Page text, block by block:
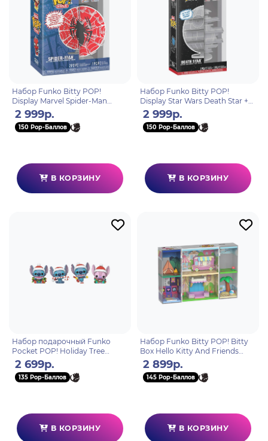
Набор Funko Bitty POP!
Display Marvel Spider-Man
Web+2 Bitty POP! Spider-
Woman, Spider-Punk 85512
2 999р.
150 Pop-Баллов
В КОРЗИНУ
Набор Funko Bitty POP!
Display Star Wars Death Star +2
Bitty POP! Palpatine, Darth
Vader 81293
2 999р.
150 Pop-Баллов
В КОРЗИНУ
Набор подарочный Funko
Pocket POP! Holiday Tree
Disney Lilo & Stitch Stitch 4
фигурки 86092
2 699р.
135 Pop-Баллов
В КОРЗИНУ
Набор Funko Bitty POP! Bitty
Box Hello Kitty And Friends
Sanrio Town+Hello Kitty+Badtz-
Maru 93567
2 899р.
145 Pop-Баллов
В КОРЗИНУ